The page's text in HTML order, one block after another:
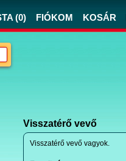
(0) FIÓKOM KOSÁR
Visszatérő vevő
Visszatérő vevő vagyok.